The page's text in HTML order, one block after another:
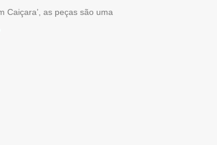
Caiçara’, as peças são uma